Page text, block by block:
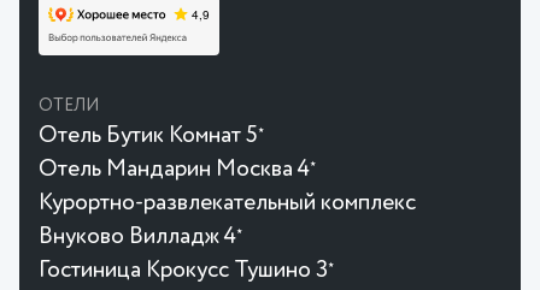
ОТЕЛИ
Отель Бутик Комнат 5★
Отель Мандарин Москва 4★
Курортно-развлекательный комплекс
Внуково Вилладж 4★
Гостиница Крокусc Тушино 3★